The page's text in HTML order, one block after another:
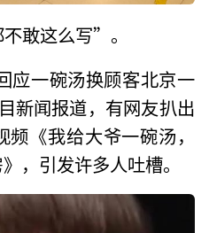
敢这么写”。
应一碗汤换顾客北京一
新闻报道，有网友扒出
《我给大爷一碗汤，
，引发许多人吐槽。